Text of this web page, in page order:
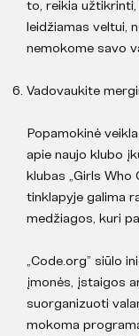
to, reikia
leidžiamas veltui,
nemokome savo
Vadovaukite
Popamokinė
apie naujo klubo
klubas „Girls Who
tinklapyje galima
medžiagos, kuri
„Code.org” siūlo
įmonės, įstaigos
suorganizuoti
mokoma